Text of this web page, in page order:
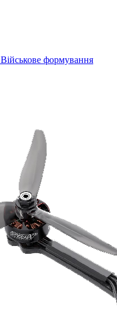
Військове формування